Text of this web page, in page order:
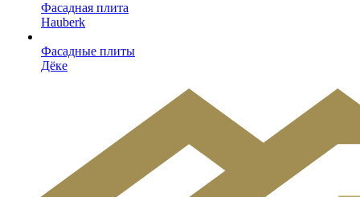
Фасадная плита
Hauberk
Фасадные плиты
Дёке